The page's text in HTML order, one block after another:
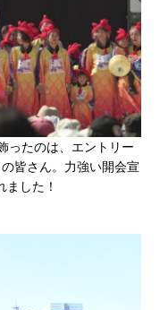
ったのは、エントリー
皆さん。力強い開会宣
した！